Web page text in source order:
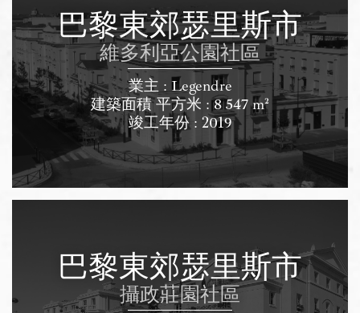
巴黎東郊瑟里斯市
維多利亞公園社區
業主 : Legendre
建築面積 平方米 : 8 547 m²
竣工年份 : 2019
巴黎東郊瑟里斯市
攝政莊園社區